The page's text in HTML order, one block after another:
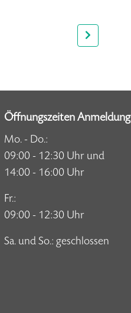
Öffnungszeiten Anmeldung
Mo. - Do.:
09:00 - 12:30 Uhr und
14:00 - 16:00 Uhr
Fr.:
09:00 - 12:30 Uhr
Sa. und So.: geschlossen